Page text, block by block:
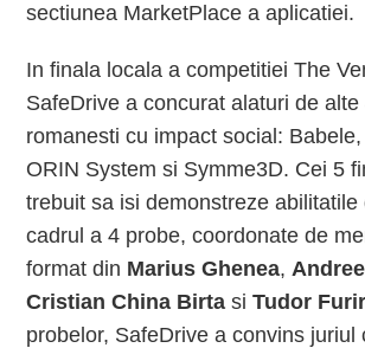
sectiunea MarketPlace a aplicatiei.
In finala locala a competitiei The
SafeDrive a concurat alaturi de
romanesti cu impact social:
ORIN System si Symme3D. Cei 5
trebuit sa isi demonstreze abilitatile
cadrul a 4 probe, coordonate de
format din Marius Ghenea,
Cristian China Birta siTudor Furir
probelor, SafeDrive a convins juriul